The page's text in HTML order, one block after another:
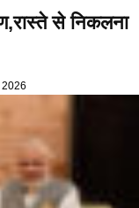
से निकलना